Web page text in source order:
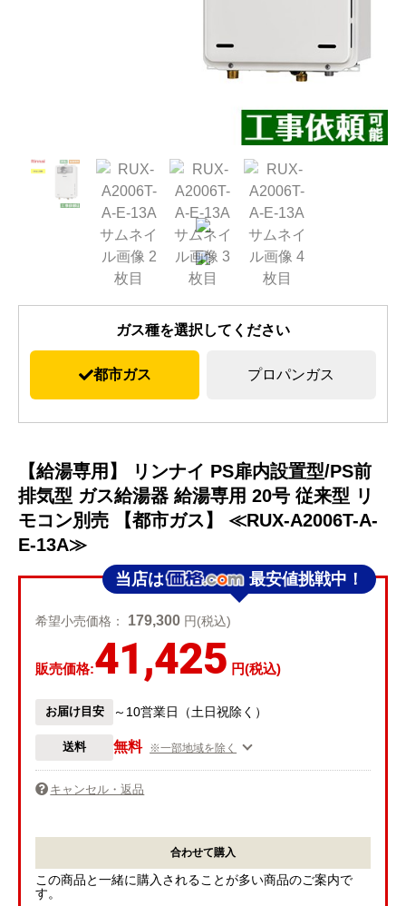
ガス種を選択してください
都市ガス プロパンガス
【給湯専用】 リンナイ PS扉内設置型/PS前
排気型 ガス給湯器 給湯専用 20号 従来型 リ
モコン別売 【都市ガス】 ≪RUX-A2006T-A-
E-13A≫
当店は 最安値挑戦中！
希望小売価格： 179,300 円(税込)
販売価格:41,425 円(税込)
お届け目安 ～10営業日（土日祝除く）
送料 無料 ※一部地域を除く
キャンセル・返品
合わせて購入
この商品と一緒に購入されることが多い商品のご案内で
す。